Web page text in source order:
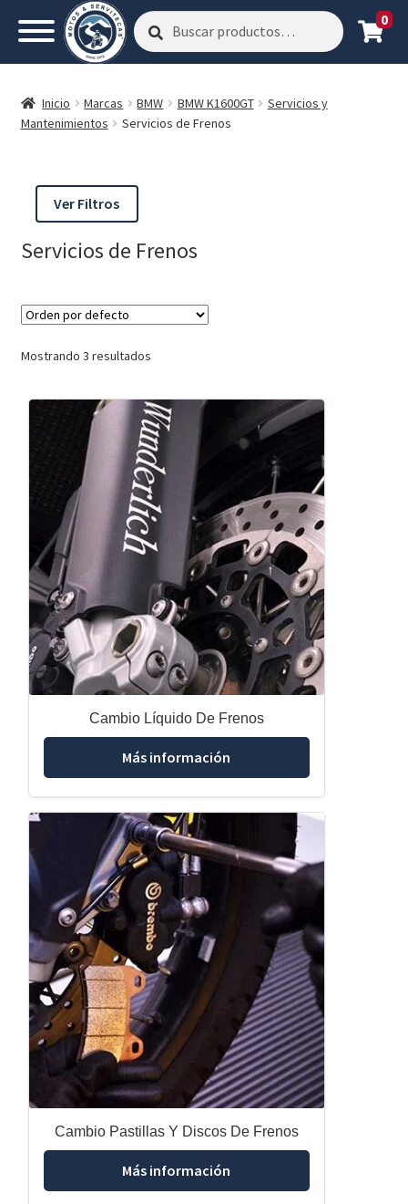
Buscar
por:
Buscar 0
Inicio Marcas BMW BMW K1600GT
Servicios y
Mantenimientos
Servicios de Frenos
Ver Filtros
Servicios de Frenos
Mostrando 3 resultados
Cambio Líquido De Frenos
Más información
Cambio Pastillas Y Discos De Frenos
Más información